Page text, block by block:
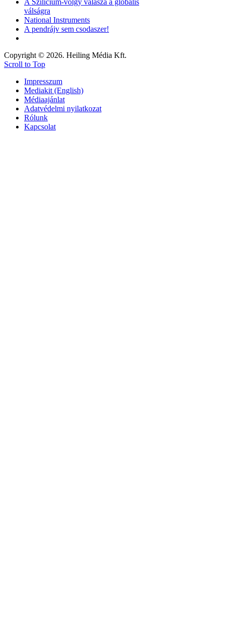
válságra
National Instruments
A pendrájv sem csodaszer!
Copyright © 2026. Heiling Média Kft.
Scroll to Top
Impresszum
Mediakit (English)
Médiaajánlat
Adatvédelmi nyilatkozat
Rólunk
Kapcsolat